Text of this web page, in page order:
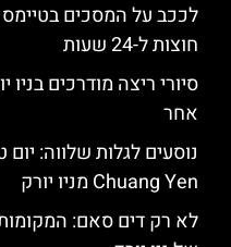
לככב על המסכים
חוצות ל-24 שעות
סיורי ריצה מודרכים
אחר
נוסעים לגלות שלווה:
Chuang Yen מניו יורק
לא רק דים סאם: המקומות